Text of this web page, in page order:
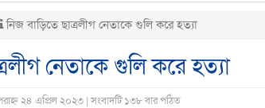
নিজ বাড়ি‌তে ছাত্রলী‌গ নেতাকে গু‌লি করে হত্যা
নেতাকে গু‌লি করে হত্যা
২৪ এপ্রিল ২০২৩ | সংবাদটি ১৩৮ বার পঠিত